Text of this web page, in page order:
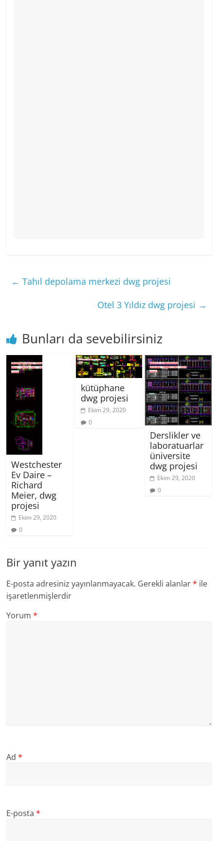
← Tahıl depolama merkezi dwg projesi
Otel 3 Yıldız dwg projesi →
Bunları da sevebilirsiniz
Westchester
Ev Daire –
Richard
Meier, dwg
projesi
Ekim 29, 2020
0
kütüphane
dwg projesi
Ekim 29, 2020
0
Derslikler ve
laboratuarlar
üniversite
dwg projesi
Ekim 29, 2020
0
Bir yanıt yazın
E-posta adresiniz yayınlanmayacak. Gerekli alanlar* ile
işaretlenmişlerdir
Yorum*
Ad*
E-posta*